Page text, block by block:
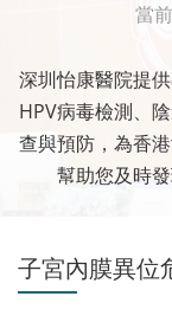
當
深圳怡康醫院提
HPV病毒檢測、
查與預防，為香
幫助您及時
子宮內膜異位